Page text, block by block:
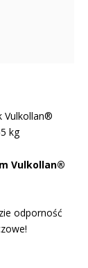
Vulkollan®
kg
Vulkollan®
odporność